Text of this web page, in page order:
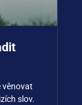
věnovat
slov.